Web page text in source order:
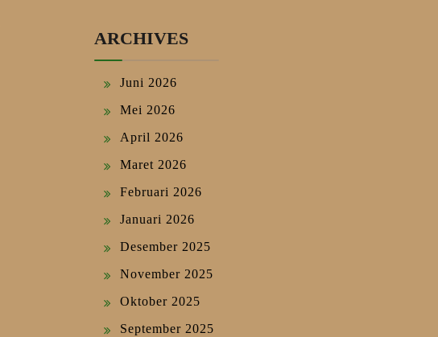
ARCHIVES
Juni 2026
Mei 2026
April 2026
Maret 2026
Februari 2026
Januari 2026
Desember 2025
November 2025
Oktober 2025
September 2025